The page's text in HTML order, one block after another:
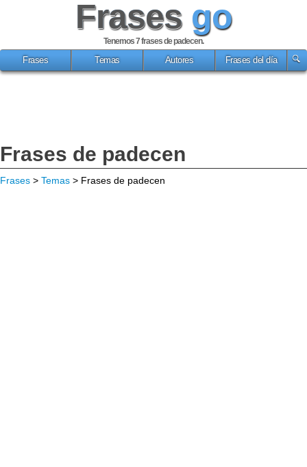
Frases go
Tenemos 7frases de padecen.
Frases
Temas Autores Frases del día
Frases de padecen
Frases > Temas > Frases de padecen